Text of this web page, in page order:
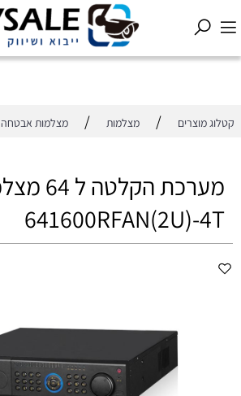
קטלוג מוצרים / מצלמות / מצלמות אבטחה PROVISION
641600RFAN(2U)-4T